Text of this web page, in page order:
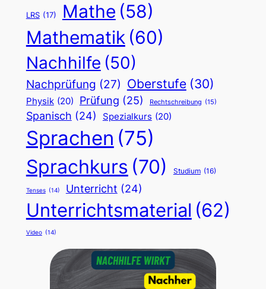
LRS (17) Mathe (58)
Mathematik (60)
Nachhilfe (50)
Nachprüfung (27) Oberstufe (30)
Physik (20) Prüfung (25) Rechtschreibung (15)
Spanisch (24) Spezialkurs (20)
Sprachen (75)
Sprachkurs (70) Studium (16)
Tenses (14) Unterricht (24)
Unterrichtsmaterial (62)
Video (14)